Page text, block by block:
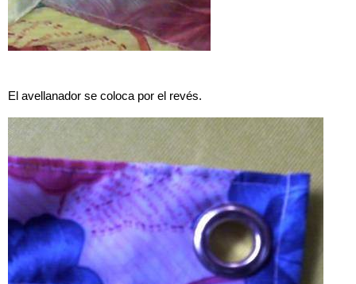
El avellanador se coloca por el revés.